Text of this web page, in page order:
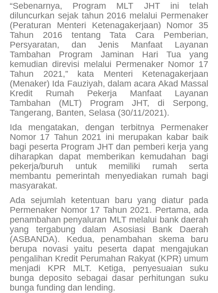
“Sebenarnya, Program MLT JHT ini telah
diluncurkan sejak tahun 2016 melalui Permenaker
(Peraturan Menteri Ketenagakerjaan) Nomor 35
Tahun 2016 tentang Tata Cara Pemberian,
Persyaratan, dan Jenis Manfaat Layanan
Tambahan Program Jaminan Hari Tua yang
kemudian direvisi melalui Permenaker Nomor 17
Tahun 2021,” kata Menteri Ketenagakerjaan
(Menaker) Ida Fauziyah, dalam acara Akad Massal
Kredit Rumah Pekerja Manfaat Layanan
Tambahan (MLT) Program JHT, di Serpong,
Tangerang, Banten, Selasa (30/11/2021).
Ida mengatakan, dengan terbitnya Permenaker
Nomor 17 Tahun 2021 ini merupakan kabar baik
bagi peserta Program JHT dan pemberi kerja yang
diharapkan dapat memberikan kemudahan bagi
pekerja/buruh untuk memiliki rumah serta
membantu pemerintah menyediakan rumah bagi
masyarakat.
Ada sejumlah ketentuan baru yang diatur pada
Permenaker Nomor 17 Tahun 2021. Pertama, ada
penambahan penyaluran MLT melalui bank daerah
yang tergabung dalam Asosiasi Bank Daerah
(ASBANDA). Kedua, penambahan skema baru
berupa novasi yaitu peserta dapat mengajukan
pengalihan Kredit Perumahan Rakyat (KPR) umum
menjadi KPR MLT. Ketiga, penyesuaian suku
bunga deposito sebagai dasar perhitungan suku
bunga funding dan lending.